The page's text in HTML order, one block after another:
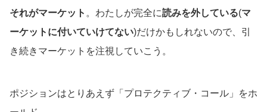
それがマーケット 。わたしが完全に読みを外している(マ
ーケットに付いていけてない)だけかもしれないので、引
き続きマーケットを注視していこう。
ポジションはとりあえず「プロテクティブ・コール」をホ